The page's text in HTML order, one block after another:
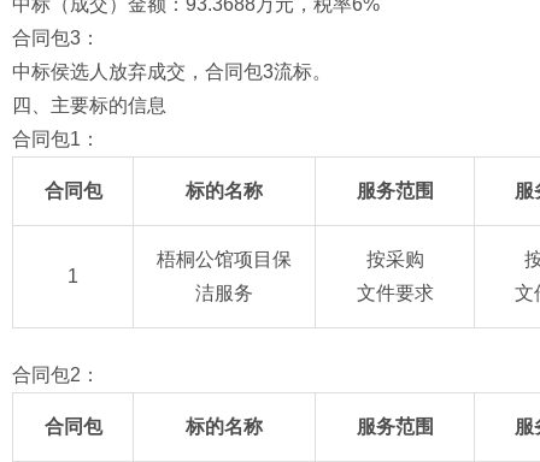
中标（成交）金额：93.3688万元，税率6%
合同包3：
中标侯选人放弃成交，合同包3流标。
四、主要标的信息
合同包1：
合同包 标的名称 服务范围
1
梧桐公馆项目保
洁服务
按采购
文件要求
文
合同包2：
合同包 标的名称 服务范围